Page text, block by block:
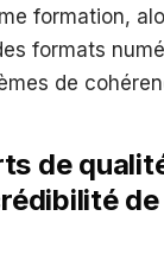
formation,
formats
de
de